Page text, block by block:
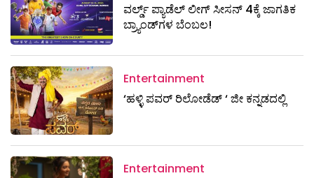
ವರ್ಲ್ಡ್ ಪ್ಯಾಡೆಲ್ ಲೀಗ್ ಸೀಸನ್ 4ಕ್ಕೆ ಜಾಗತಿಕ
ಬ್ರ್ಯಾಂಡ್‌ಗಳ ಬೆಂಬಲ!
Entertainment
‘ಹಳ್ಳಿ ಪವರ್ ರಿಲೋಡೆಡ್ ‘ ಜೀ ಕನ್ನಡದಲ್ಲಿ
Entertainment